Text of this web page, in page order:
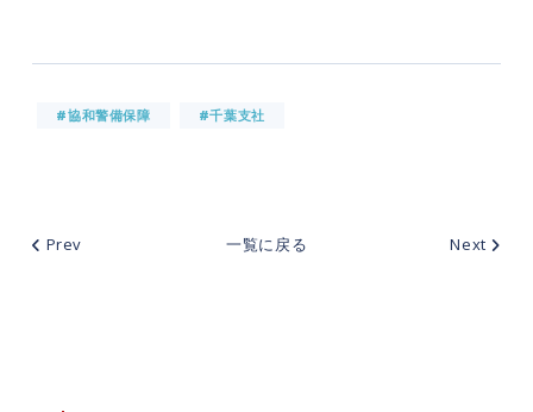
#協和警備保障 #千葉支社
Prev 一覧に戻る Next